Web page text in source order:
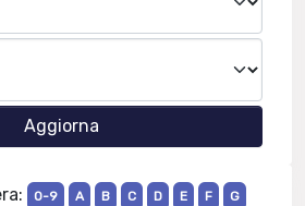
0-9 A B C D E F
G